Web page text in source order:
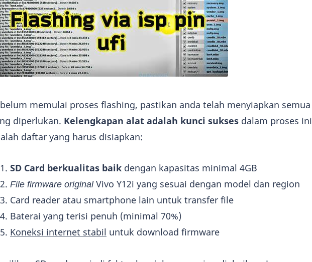
memulai proses flashing, pastikan anda telah menyiapkan
diperlukan. Kelengkapan alat adalah kunci sukses dalam proses
daftar yang harus disiapkan:
SD Card berkualitas baik dengan kapasitas minimal 4GB
File firmware originalVivo Y12i yang sesuai dengan model dan region
Card reader atau smartphone lain untuk transfer file
Baterai yang terisi penuh (minimal 70%)
Koneksi internet stabil untuk download firmware